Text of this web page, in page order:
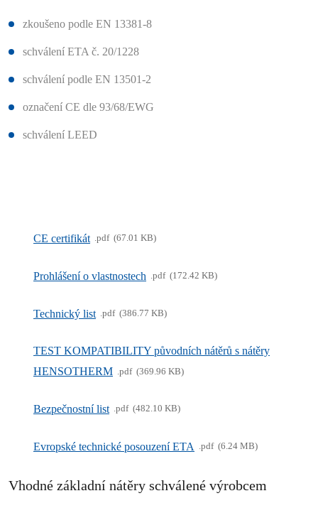
zkoušeno podle EN 13381-8
schválení ETA č. 20/1228
schválení podle EN 13501-2
označení CE dle 93/68/EWG
schválení LEED
CE certifikát pdf 67.01 KB
Prohlášení o vlastnostech pdf 172.42 KB
Technický list pdf 386.77 KB
TEST KOMPATIBILITY původních nátěrů s nátěry
HENSOTHERM pdf 369.96 KB
Bezpečnostní list pdf 482.10 KB
Evropské technické posouzení ETA pdf 6.24 MB
Vhodné základní nátěry schválené výrobcem